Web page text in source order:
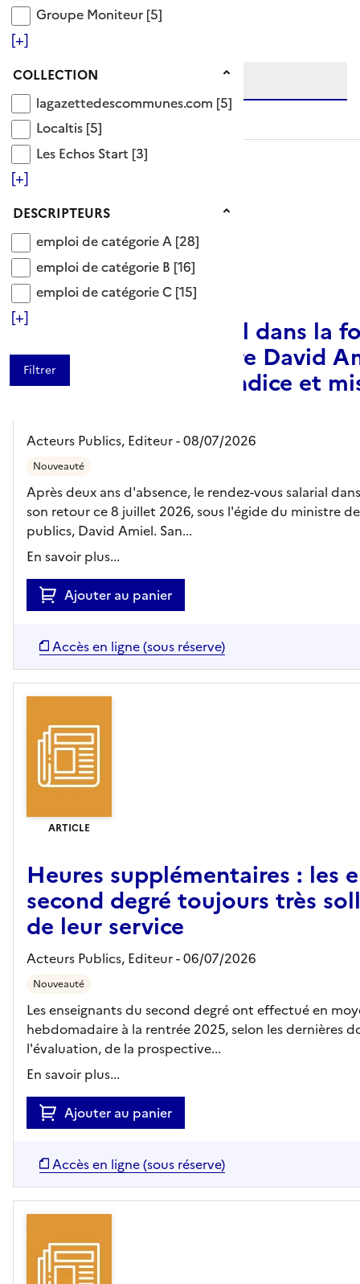
Groupe Moniteur
Groupe Moniteur [5]
[+]
Collection
COLLECTION
lagazettedescommunes.com
lagazettedescommunes.com [5]
Localtis
Localtis [5]
Les Echos Start
Les Echos Start [3]
[+]
Descripteurs
DESCRIPTEURS
emploi de catégorie A
emploi de catégorie A [28]
emploi de catégorie B
emploi de catégorie B [16]
emploi de catégorie C
emploi de catégorie C [15]
[+]
Tris disponibles (Ouverture d'une modale)
Affiner la recherche
Etendre la recherche sur
niveau(x) vers le bas
ARTICLE
Rendez-vous salarial dans la
publique : le ministre David
hausse du point d'indice et
Acteurs Publics, Editeur- 08/07/2026
Nouveauté
Après deux ans d'absence, le rendez-vous salarial
son retour ce 8 juillet 2026, sous l'égide du ministre
publics, David Amiel. San...
En savoir plus...
Ajouter au panier
Accès en ligne (sous réserve)
ARTICLE
Heures supplémentaires : les
second degré toujours très
de leur service
Acteurs Publics, Editeur- 06/07/2026
Nouveauté
Les enseignants du second degré ont effectué en
hebdomadaire à la rentrée 2025, selon les dernières
l'évaluation, de la prospective...
En savoir plus...
Ajouter au panier
Accès en ligne (sous réserve)